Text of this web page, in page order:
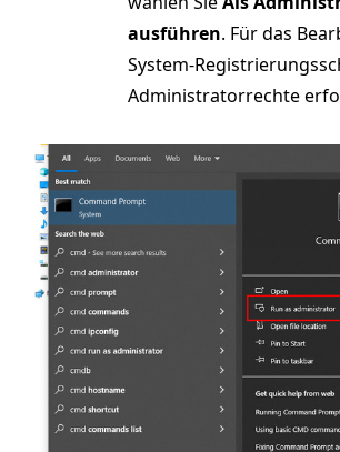
ausführen. Für das
System-
Administratorrechte